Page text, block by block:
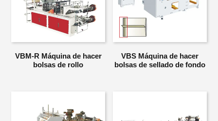
VBM-R Máquina de hacer
bolsas de rollo
VBS Máquina de hacer
bolsas de sellado de fondo